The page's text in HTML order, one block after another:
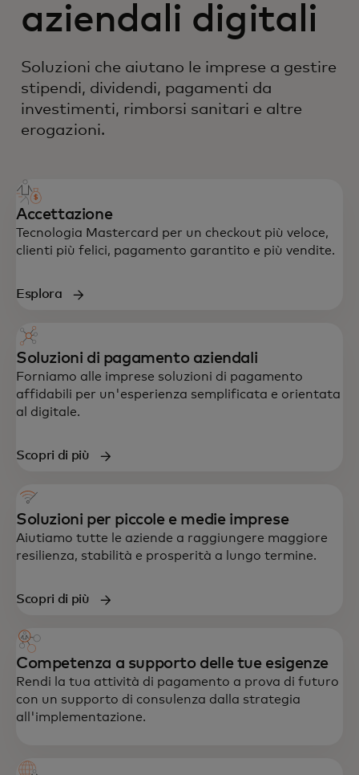
aziendali digitali
Soluzioni che aiutano le imprese a gestire
stipendi, dividendi, pagamenti da
investimenti, rimborsi sanitari e altre
erogazioni.
Accettazione
Tecnologia Mastercard per un checkout più veloce,
clienti più felici, pagamento garantito e più vendite.
Esplora
Soluzioni di pagamento aziendali
Forniamo alle imprese soluzioni di pagamento
affidabili per un'esperienza semplificata e orientata
al digitale.
Scopri di più
Soluzioni per piccole e medie imprese
Aiutiamo tutte le aziende a raggiungere maggiore
resilienza, stabilità e prosperità a lungo termine.
Scopri di più
Competenza a supporto delle tue esigenze
Rendi la tua attività di pagamento a prova di futuro
con un supporto di consulenza dalla strategia
all'implementazione.